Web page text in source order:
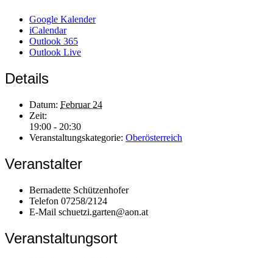
Google Kalender
iCalendar
Outlook 365
Outlook Live
Details
Datum: Februar 24
Zeit:
19:00 - 20:30
Veranstaltungskategorie: Oberösterreich
Veranstalter
Bernadette Schützenhofer
Telefon 07258/2124
E-Mail schuetzi.garten@aon.at
Veranstaltungsort